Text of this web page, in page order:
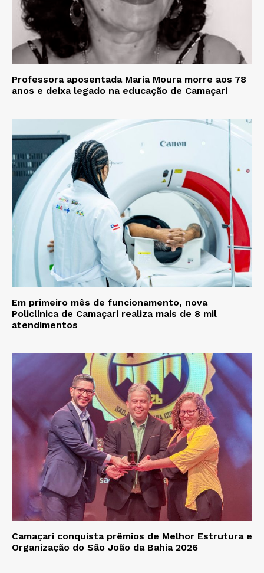
Professora aposentada Maria Moura morre aos 78
anos e deixa legado na educação de Camaçari
Em primeiro mês de funcionamento, nova
Policlínica de Camaçari realiza mais de 8 mil
atendimentos
Camaçari conquista prêmios de Melhor Estrutura e
Organização do São João da Bahia 2026